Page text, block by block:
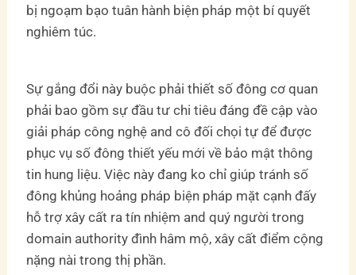
bị ngoạm bạo tuân hành biện pháp một bí quyết
nghiêm túc.
Sự gắng đổi này buộc phải thiết số đông cơ quan
phải bao gồm sự đầu tư chi tiêu đáng đề cập vào
giải pháp công nghệ and cô đối chọi tự để được
phục vụ số đông thiết yếu mới về bảo mật thông
tin hung liệu. Việc này đang ko chỉ giúp tránh số
đông khủng hoảng pháp biện pháp mặt cạnh đấy
hỗ trợ xây cất ra tín nhiệm and quý người trong
domain authority đình hâm mộ, xây cất điểm cộng
nặng nài trong thị phần.